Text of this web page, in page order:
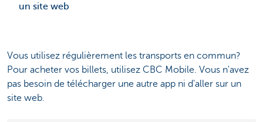
un site web
Vous utilisez régulièrement les transports en commun?
Pour acheter vos billets, utilisez CBC Mobile. Vous n'avez
pas besoin de télécharger une autre app ni d'aller sur un
site web.